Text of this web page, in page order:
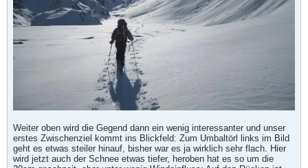
Weiter oben wird die Gegend dann ein wenig interessanter und unser
erstes Zwischenziel kommt ins Blickfeld: Zum Umbaltörl links im Bild
geht es etwas steiler hinauf, bisher war es ja wirklich sehr flach. Hier
wird jetzt auch der Schnee etwas tiefer, heroben hat es so um die